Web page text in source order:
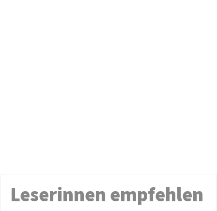
Leserinnen empfehlen